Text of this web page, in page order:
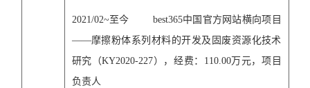
2021/02~至今
best365中国官方网站横向项目
——摩擦粉体系列材料的开发及固废资源化技术
研究（KY2020-227），经费： 110.00万元，项目
负责人